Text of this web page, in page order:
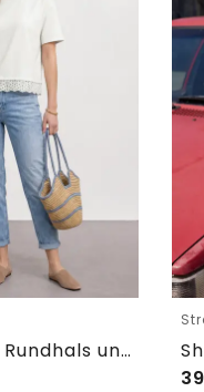
T-Shirt mit Rundhals und Spitze